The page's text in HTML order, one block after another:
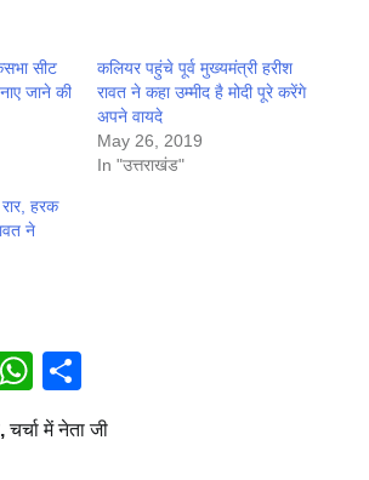
सीट
जाने की
कलियर पहुंचे पूर्व मुख्यमंत्री हरीश
रावत ने कहा उम्मीद है मोदी पूरे करेंगे
अपने वायदे
May 26, 2019
In "उत्तराखंड"
हरक
ने
LinkedIn
WhatsApp
,चर्चा में नेता जी